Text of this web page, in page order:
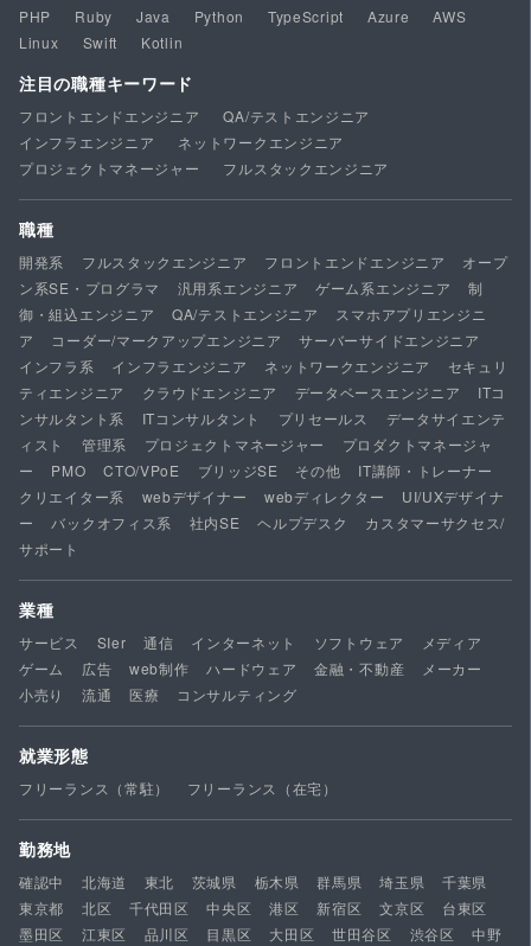
PHP Ruby Java Python TypeScript Azure
AWS
Linux
Swift Kotlin
注目の職種キーワード
フロントエンドエンジニア
QA/テストエンジニア
インフラエンジニア
ネットワークエンジニア
プロジェクトマネージャー
フルスタックエンジニア
職種
開発系 フルスタックエンジニア フロントエンドエンジニア
オープ
ン系SE・プログラマ
汎用系エンジニア ゲーム系エンジニア
制
御・組込エンジニア
QA/テストエンジニア
スマホアプリエンジニ
ア
コーダー/マークアップエンジニア
サーバーサイドエンジニア
インフラ系
インフラエンジニア ネットワークエンジニア
セキュリ
ティエンジニア
クラウドエンジニア データベースエンジニア
ITコ
ンサルタント系
ITコンサルタント プリセールス
データサイエンテ
ィスト
管理系 プロジェクトマネージャー
プロダクトマネージャ
ー
PMO CTO/VPoE ブリッジSE その他
IT講師・トレーナー
クリエイター系
webデザイナー webディレクター
UI/UXデザイナ
ー
バックオフィス系 社内SE ヘルプデスク
カスタマーサクセス/
サポート
業種
サービス SIer 通信 インターネット ソフトウェア
メディア
ゲーム
広告 web制作 ハードウェア 金融・不動産
メーカー
小売り
流通 医療 コンサルティング
就業形態
フリーランス（常駐） フリーランス（在宅）
勤務地
確認中 北海道 東北 茨城県 栃木県 群馬県 埼玉県
千葉県
東京都
北区 千代田区 中央区 港区 新宿区 文京区
台東区
墨田区
江東区 品川区 目黒区 大田区 世田谷区 渋谷区
中野